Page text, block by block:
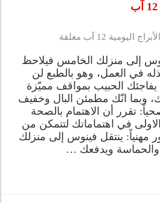
12 آب مغلقة
إلى منزلك الخامس فيلاحظ
في العمل، وهو بالطبع لن
الحبيب بمواقف مميّزة
وبما انّك مطمئن البال وخفيف
تقرر أن الاهتمام بالصحة
في اهتماماتك لتتمكن من
مهنياً: ينتقل فينوس إلى منزلك
والحماسة ويدفعك …